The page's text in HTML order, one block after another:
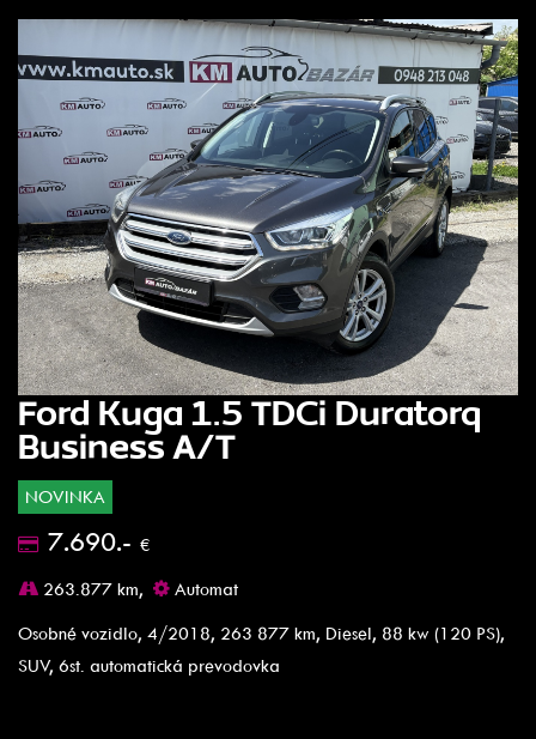
Ford Kuga 1.5 TDCi Duratorq
Business A/T
NOVINKA
7.690.- €
263.877 km,
Automat
Osobné vozidlo, 4/2018, 263 877 km, Diesel, 88 kw (120 PS),
SUV, 6st. automatická prevodovka